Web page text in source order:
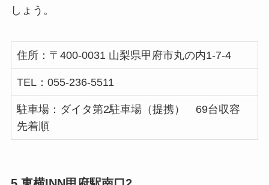
しょう。
住所：〒400-0031 山梨県甲府市丸の内1-7-4
TEL：055-236-5511
駐車場：ダイタ第2駐車場（提携） 69台収容
先着順